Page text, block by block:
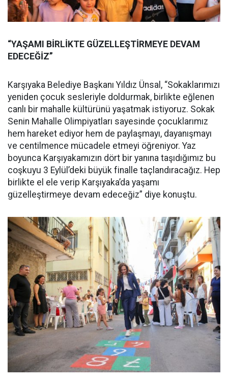
“YAŞAMI BİRLİKTE GÜZELLEŞTİRMEYE DEVAM
EDECEĞİZ”
Karşıyaka Belediye Başkanı Yıldız Ünsal, “Sokaklarımızı
yeniden çocuk sesleriyle doldurmak, birlikte eğlenen
canlı bir mahalle kültürünü yaşatmak istiyoruz. Sokak
Senin Mahalle Olimpiyatları sayesinde çocuklarımız
hem hareket ediyor hem de paylaşmayı, dayanışmayı
ve centilmence mücadele etmeyi öğreniyor. Yaz
boyunca Karşıyakamızın dört bir yanına taşıdığımız bu
coşkuyu 3 Eylül’deki büyük finalle taçlandıracağız. Hep
birlikte el ele verip Karşıyaka’da yaşamı
güzelleştirmeye devam edeceğiz” diye konuştu.